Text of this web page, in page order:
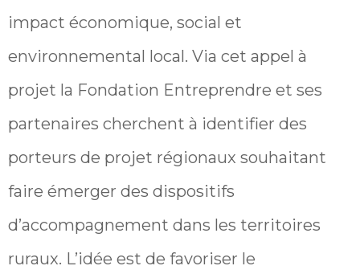
impact économique, social et
environnemental local. Via cet appel à
projet la Fondation Entreprendre et ses
partenaires cherchent à identifier des
porteurs de projet régionaux souhaitant
faire émerger des dispositifs
d’accompagnement dans les territoires
ruraux. L’idée est de favoriser le